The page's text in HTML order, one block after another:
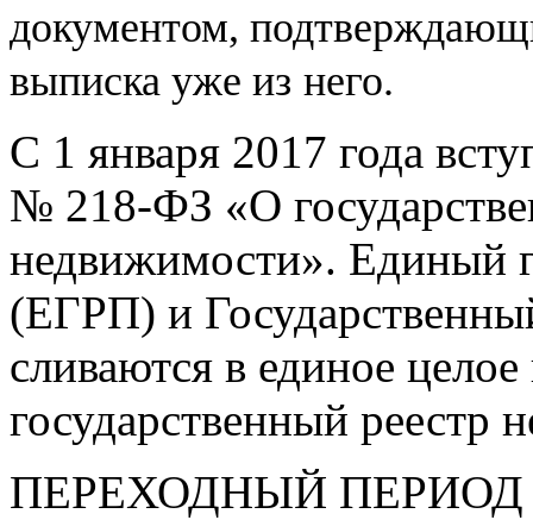
документом,
выписка уже из него.
С 1 января 2017 года
№ 218-ФЗ «О
недвижимости». Единый
(ЕГРП) и
сливаются в единое
государственный
ПЕРЕХОДНЫЙ ПЕРИОД